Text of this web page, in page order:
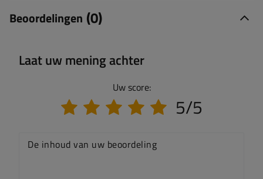
Beoordelingen (0)
Laat uw mening achter
Uw score:
5/5
De inhoud van uw beoordeling